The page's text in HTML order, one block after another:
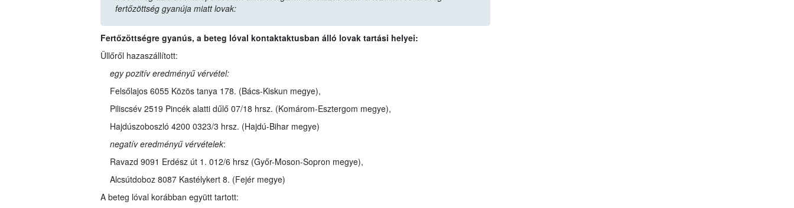
fertőzöttség gyanúja miatt lovak:
Fertőzöttségre gyanús, a beteg lóval kontaktaktusban álló lovak tartási helyei:
Üllőről hazaszállított:
egy pozitív eredményű vérvétel:
Felsőlajos 6055 Közös tanya 178. (Bács-Kiskun megye),
Piliscsév 2519 Pincék alatti dűlő 07/18 hrsz. (Komárom-Esztergom megye),
Hajdúszoboszló 4200 0323/3 hrsz. (Hajdú-Bihar megye)
negatív eredményű vérvételek:
Ravazd 9091 Erdész út 1. 012/6 hrsz (Győr-Moson-Sopron megye),
Alcsútdoboz 8087 Kastélykert 8. (Fejér megye)
A beteg lóval korábban együtt tartott: